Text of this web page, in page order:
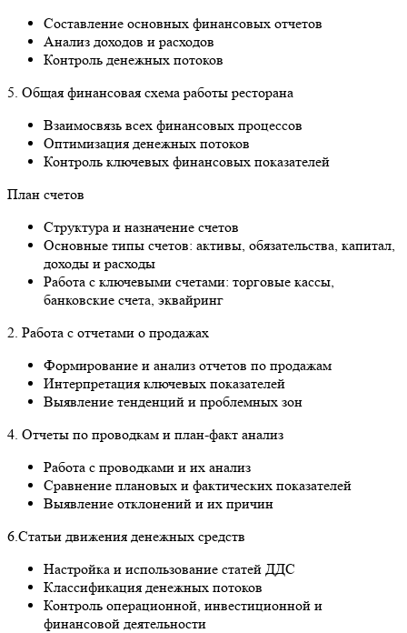
Составление основных финансовых отчетов
Анализ доходов и расходов
Контроль денежных потоков
5. Общая финансовая схема работы ресторана
Взаимосвязь всех финансовых процессов
Оптимизация денежных потоков
Контроль ключевых финансовых показателей
План счетов
Структура и назначение счетов
Основные типы счетов: активы, обязательства, капитал,
доходы и расходы
Работа с ключевыми счетами: торговые кассы,
банковские счета, эквайринг
2. Работа с отчетами о продажах
Формирование и анализ отчетов по продажам
Интерпретация ключевых показателей
Выявление тенденций и проблемных зон
4. Отчеты по проводкам и план-факт анализ
Работа с проводками и их анализ
Сравнение плановых и фактических показателей
Выявление отклонений и их причин
6.Статьи движения денежных средств
Настройка и использование статей ДДС
Классификация денежных потоков
Контроль операционной, инвестиционной и
финансовой деятельности